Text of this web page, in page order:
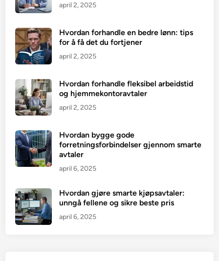
april 2, 2025
Hvordan forhandle en bedre lønn: tips
for å få det du fortjener
april 2, 2025
Hvordan forhandle fleksibel arbeidstid
og hjemmekontoravtaler
april 2, 2025
Hvordan bygge gode
forretningsforbindelser gjennom smarte
avtaler
april 6, 2025
Hvordan gjøre smarte kjøpsavtaler:
unngå fellene og sikre beste pris
april 6, 2025